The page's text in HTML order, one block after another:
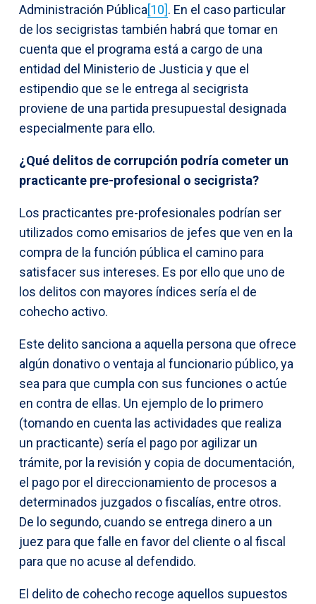
Administración Pública[10]. En el caso particular
de los secigristas también habrá que tomar en
cuenta que el programa está a cargo de una
entidad del Ministerio de Justicia y que el
estipendio que se le entrega al secigrista
proviene de una partida presupuestal designada
especialmente para ello.
¿Qué delitos de corrupción podría cometer un
practicante pre-profesional o secigrista?
Los practicantes pre-profesionales podrían ser
utilizados como emisarios de jefes que ven en la
compra de la función pública el camino para
satisfacer sus intereses. Es por ello que uno de
los delitos con mayores índices sería el de
cohecho activo.
Este delito sanciona a aquella persona que ofrece
algún donativo o ventaja al funcionario público, ya
sea para que cumpla con sus funciones o actúe
en contra de ellas. Un ejemplo de lo primero
(tomando en cuenta las actividades que realiza
un practicante) sería el pago por agilizar un
trámite, por la revisión y copia de documentación,
el pago por el direccionamiento de procesos a
determinados juzgados o fiscalías, entre otros.
De lo segundo, cuando se entrega dinero a un
juez para que falle en favor del cliente o al fiscal
para que no acuse al defendido.
El delito de cohecho recoge aquellos supuestos